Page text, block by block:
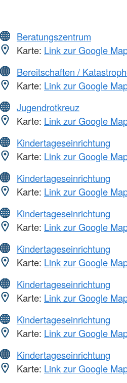
Beratungszentrum
Karte: Link zur Google
Bereitschaften /
Karte: Link zur Google
Jugendrotkreuz
Karte: Link zur Google
Kindertageseinrichtung
Karte: Link zur Google
Kindertageseinrichtung
Karte: Link zur Google
Kindertageseinrichtung
Karte: Link zur Google
Kindertageseinrichtung
Karte: Link zur Google
Kindertageseinrichtung
Karte: Link zur Google
Kindertageseinrichtung
Karte: Link zur Google
Kindertageseinrichtung
Karte: Link zur Google